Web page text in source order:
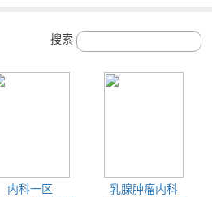
搜索
内科一区
乳腺肿瘤内科